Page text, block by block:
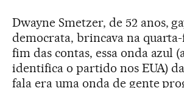
Dwayne Smetzer, de 52 anos,
democrata, brincava na
fim das contas, essa onda azul
identifica o partido nos EUA)
fala era uma onda de gente